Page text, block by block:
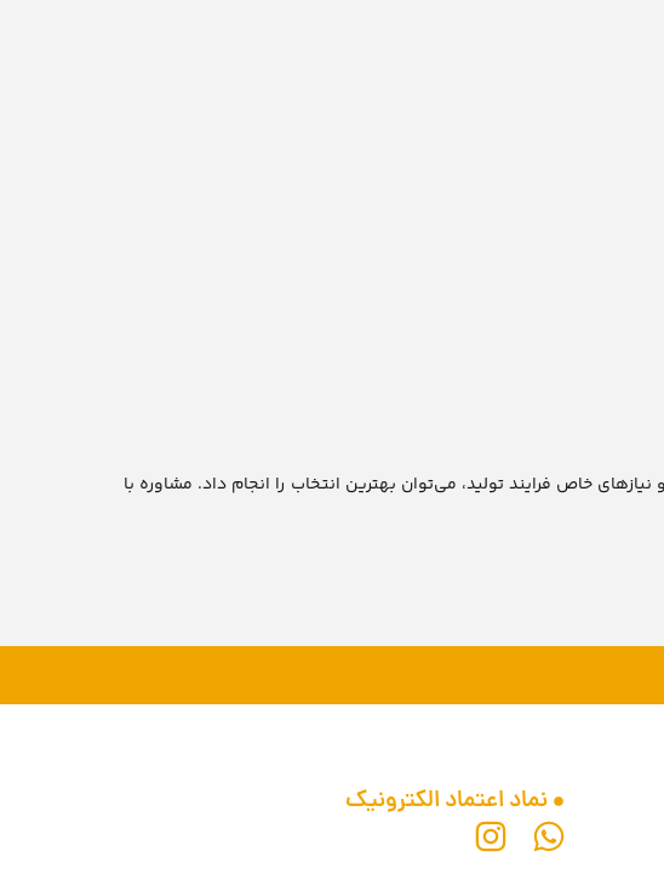
خاص فرایند تولید، می‌توان بهترین انتخاب را انجام داد. مشاوره با
نماد اعتماد الکترونیک